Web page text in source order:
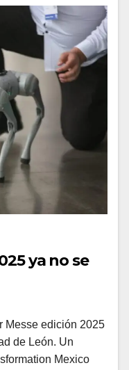
ya no se
Messe edición 2025
de León. Un
Mexico